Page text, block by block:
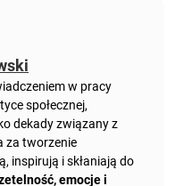
w pracy
społecznej,
dekady związany z
za tworzenie
inspirują i skłaniają do
emocje i